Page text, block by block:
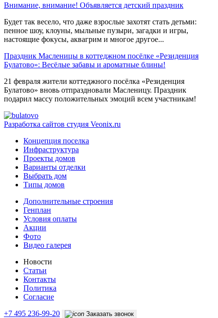
Внимание, внимание! Объявляется детский праздник
Будет так весело, что даже взрослые захотят стать детьми:
пенное шоу, клоуны, мыльные пузыри, загадки и игры,
настоящие фокусы, аквагрим и многое другое...
Праздник Масленицы в коттеджном посёлке «Резиденция
Булатово»: Весёлые забавы и ароматные блины!
21 февраля жители коттеджного посёлка «Резиденция
Булатово» вновь отпраздновали Масленицу. Праздник
подарил массу положительных эмоций всем участникам!
Разработка сайтов студия Veonix.ru
Концепция поселка
Инфраструктура
Проекты домов
Варианты отделки
Выбрать дом
Типы домов
Дополнительные строения
Генплан
Условия оплаты
Акции
Фото
Видео галерея
Новости
Статьи
Контакты
Политика
Согласие
+7 495 236-99-20
Заказать звонок